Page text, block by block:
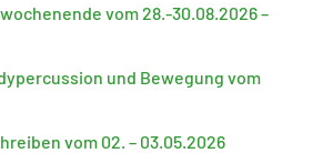
vom 28.-30.08.2026 –
und Bewegung vom
vom 02. – 03.05.2026